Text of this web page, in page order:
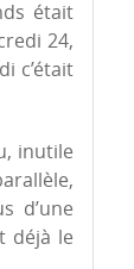
était
24,
c’était
inutile
d’une
déjà le